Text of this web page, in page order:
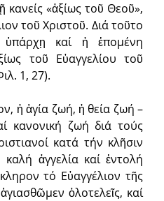
κανείς «ἀξίως τοῦ Θεοῦ»,
τοῦ Χριστοῦ. Διά τοῦτο
ὑπάρχῃ καί ἡ ἑπομένη
τοῦ Εὐαγγελίου τοῦ
1, 27).
ἡ ἁγία ζωή, ἡ θεία ζωή –
κανονική ζωή διά τούς
κατά τήν κλῆσιν
ἀγγελία καί ἐντολή
τό Εὐαγγέλιον τῆς
ὁλοτελεῖς, καί